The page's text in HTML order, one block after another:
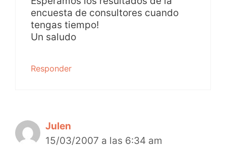
encuesta de consultores cuando
tengas tiempo!
Un saludo
Responder
Julen
15/03/2007 a las 6:34 am